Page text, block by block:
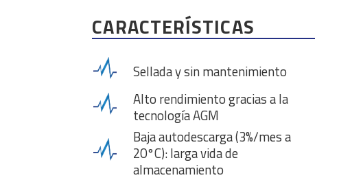
CARACTERÍSTICAS
Sellada y sin mantenimiento
Alto rendimiento gracias a la
tecnología AGM
Baja autodescarga (3%/mes a
20°C): larga vida de
almacenamiento